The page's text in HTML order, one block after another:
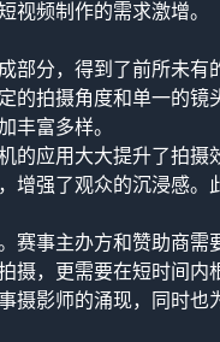
视频制作的需求激增。
部分，得到了前所未
的拍摄角度和单一的
丰富多样。
的应用大大提升了拍
增强了观众的沉浸感
赛事主办方和赞助商
摄，更需要在短时间
摄影师的涌现，同时